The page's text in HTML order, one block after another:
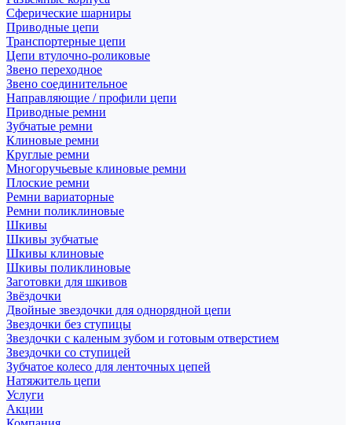
Сферические шарниры
Приводные цепи
Транспортерные цепи
Цепи втулочно-роликовые
Звено переходное
Звено соединительное
Направляющие / профили цепи
Приводные ремни
Зубчатые ремни
Клиновые ремни
Круглые ремни
Многоручьевые клиновые ремни
Плоские ремни
Ремни вариаторные
Ремни поликлиновые
Шкивы
Шкивы зубчатые
Шкивы клиновые
Шкивы поликлиновые
Заготовки для шкивов
Звёздочки
Двойные звездочки для однорядной цепи
Звездочки без ступицы
Звездочки с каленым зубом и готовым отверстием
Звездочки со ступицей
Зубчатое колесо для ленточных цепей
Натяжитель цепи
Услуги
Акции